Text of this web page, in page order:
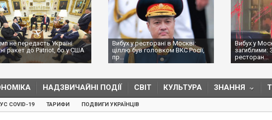
не передасть Україні
ракет до Patriot, бо у США
Вибух у ресторані в Москві:
ціллю був головком ВКС Росії,
пр...
Вибух у
загиблими:
ресторан...
НАДЗВИЧАЙНІ ПОДІЇ СВІТ КУЛЬТУРА ЗНАННЯ
COVID-19 ТАРИФИ ПОДВИГИ УКРАЇНЦІВ